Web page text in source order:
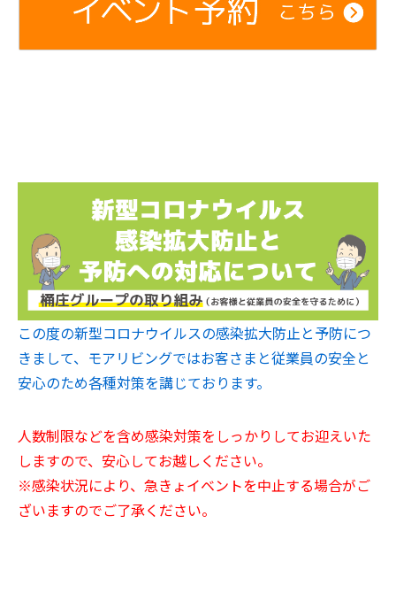
この度の新型コロナウイルスの感染拡大防止と予防につ
きまして、モアリビングではお客さまと従業員の安全と
安心のため各種対策を講じております。
人数制限などを含め感染対策をしっかりしてお迎えいた
しますので、安心してお越しください。
※感染状況により、急きょイベントを中止する場合がご
ざいますのでご了承ください。